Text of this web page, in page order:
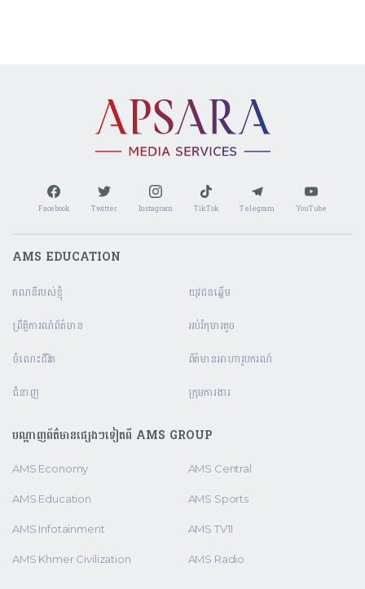
Facebook Twitter Instagram TikTok Telegram YouTube
AMS EDUCATION
គណនី​របស់ខ្ញុំ
ព្រឹត្តិការណ៍ព័ត៌មាន
ចំណេះជីវិត
ជំនាញ
យុវជនឆ្នើម
អប់រំកុមារតូច
ព័ត៌មានអាហារូបករណ៍
ក្រុមការងារ
បណ្តាញព័ត៌មានផ្សេងៗទៀតពី AMS GROUP
AMS Economy
AMS Education
AMS Infotainment
AMS Khmer Civilization
AMS Central
AMS Sports
AMS TV11
AMS Radio